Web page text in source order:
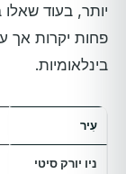
יותר, בעוד שאלו
פחות יקרות אך
בינלאומיות.
עִיר
ניו יורק סיטי